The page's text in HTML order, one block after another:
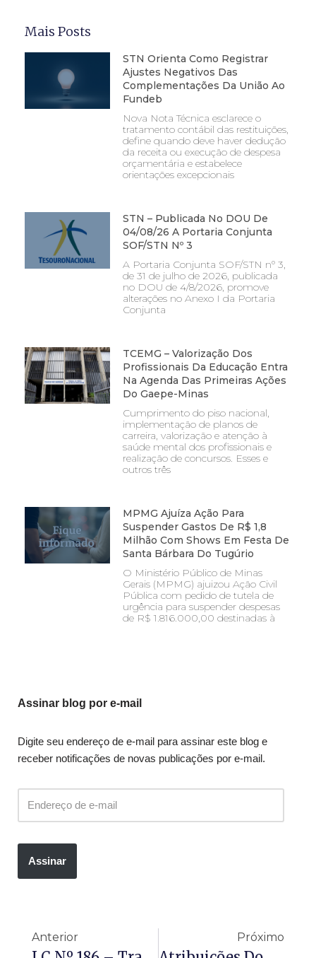
Mais Posts
STN Orienta Como Registrar
Ajustes Negativos Das
Complementações Da União Ao
Fundeb
Nova Nota Técnica esclarece o
tratamento contábil das restituições,
define quando deve haver dedução
da receita ou execução de despesa
orçamentária e estabelece
orientações excepcionais
STN – Publicada No DOU De
04/08/26 A Portaria Conjunta
SOF/STN Nº 3
A Portaria Conjunta SOF/STN nº 3,
de 31 de julho de 2026, publicada
no DOU de 4/8/2026, promove
alterações no Anexo I da Portaria
Conjunta
TCEMG – Valorização Dos
Profissionais Da Educação Entra
Na Agenda Das Primeiras Ações
Do Gaepe-Minas
Cumprimento do piso nacional,
implementação de planos de
carreira, valorização e atenção à
saúde mental dos profissionais e
realização de concursos. Esses e
outros três
MPMG Ajuíza Ação Para
Suspender Gastos De R$ 1,8
Milhão Com Shows Em Festa De
Santa Bárbara Do Tugúrio
O Ministério Público de Minas
Gerais (MPMG) ajuizou Ação Civil
Pública com pedido de tutela de
urgência para suspender despesas
de R$ 1.816.000,00 destinadas à
Assinar blog por e-mail
Digite seu endereço de e-mail para assinar este blog e
receber notificações de novas publicações por e-mail.
Assinar
Anterior Próximo